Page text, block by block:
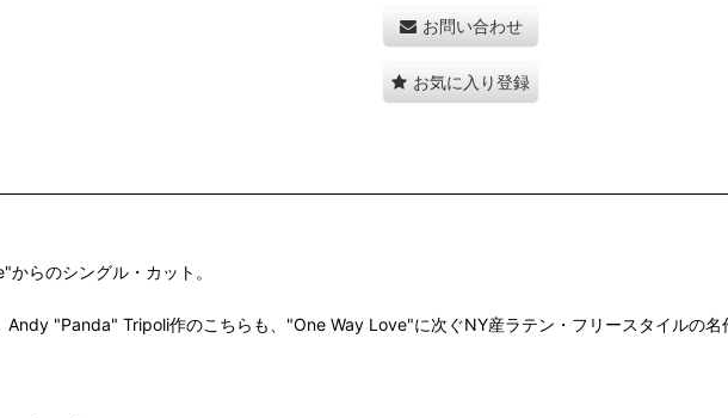
お問い合わせ
お気に入り登録
らのシングル・カット。
"Panda" Tripoli作のこちらも、"One Way Love"に次ぐNY産ラテン・フリースタイルの名